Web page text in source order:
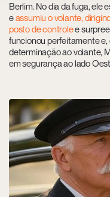
Berlim. No dia da fuga, ele
eassumiu o volante,
posto de controlee
funcionou perfeitamente
determinação ao volante,
em segurança ao lado